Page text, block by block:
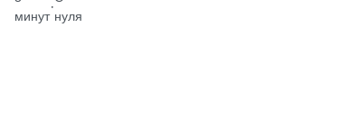
минут
·
нуля